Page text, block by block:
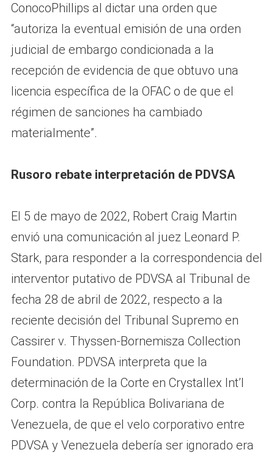
ConocoPhillips al dictar una orden que
“autoriza la eventual emisión de una orden
judicial de embargo condicionada a la
recepción de evidencia de que obtuvo una
licencia específica de la OFAC o de que el
régimen de sanciones ha cambiado
materialmente”.
Rusoro rebate interpretación de PDVSA
El 5 de mayo de 2022, Robert Craig Martin
envió una comunicación al juez Leonard P.
Stark, para responder a la correspondencia del
interventor putativo de PDVSA al Tribunal de
fecha 28 de abril de 2022, respecto a la
reciente decisión del Tribunal Supremo en
Cassirer v. Thyssen-Bornemisza Collection
Foundation. PDVSA interpreta que la
determinación de la Corte en Crystallex Int’l
Corp. contra la República Bolivariana de
Venezuela, de que el velo corporativo entre
PDVSA y Venezuela debería ser ignorado era